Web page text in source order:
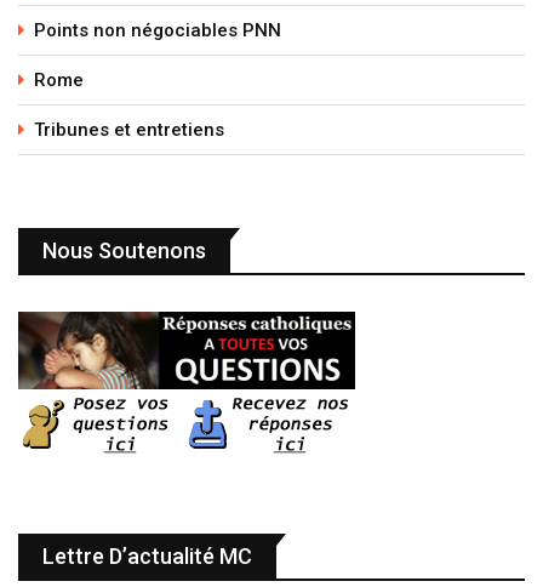
Points non négociables PNN
Rome
Tribunes et entretiens
Nous Soutenons
Lettre D’actualité MC